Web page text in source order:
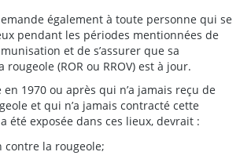
également à toute personne qui se
pendant les périodes mentionnées de
et de s’assurer que sa
(ROR ou RROV) est à jour.
1970 ou après qui n’a jamais reçu de
et qui n’a jamais contracté cette
été exposée dans ces lieux, devrait :
contre la rougeole;